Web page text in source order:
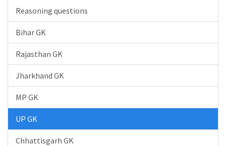
Reasoning questions
Bihar GK
Rajasthan GK
Jharkhand GK
MP GK
UP GK
Chhattisgarh GK